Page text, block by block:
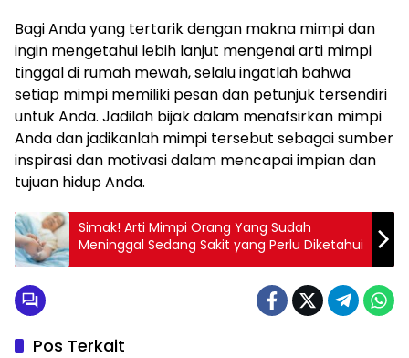
Bagi Anda yang tertarik dengan makna mimpi dan
ingin mengetahui lebih lanjut mengenai arti mimpi
tinggal di rumah mewah, selalu ingatlah bahwa
setiap mimpi memiliki pesan dan petunjuk tersendiri
untuk Anda. Jadilah bijak dalam menafsirkan mimpi
Anda dan jadikanlah mimpi tersebut sebagai sumber
inspirasi dan motivasi dalam mencapai impian dan
tujuan hidup Anda.
Simak! Arti Mimpi Orang Yang Sudah
Meninggal Sedang Sakit yang Perlu Diketahui
Pos Terkait